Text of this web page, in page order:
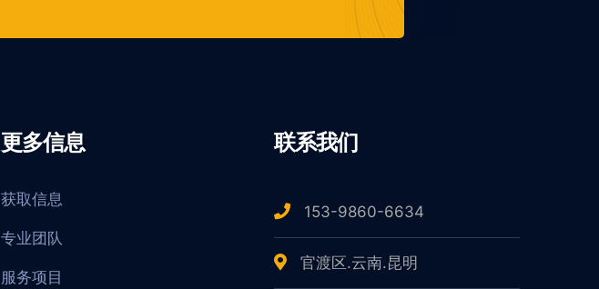
更多信息
获取信息
专业团队
服务项目
联系我们
153-9860-6634
官渡区.云南.昆明